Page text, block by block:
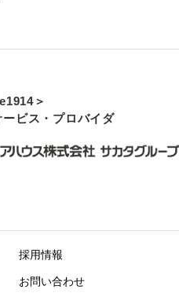
＞
ビス・プロバイダ
採用情報
お問い合わせ